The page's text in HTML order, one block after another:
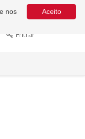
Entrar
Aceito
nos